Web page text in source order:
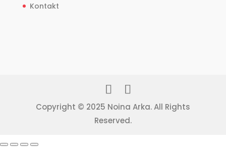
Kontakt
Copyright © 2025 Noina Arka. All Rights
Reserved.